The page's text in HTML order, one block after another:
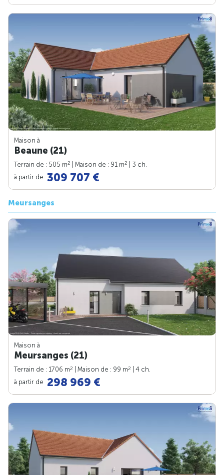
Maison à
Beaune (21)
Terrain de : 505 m2 | Maison de : 91 m2
| 3 ch.
à partir de 309 707 €
Meursanges
Maison à
Meursanges (21)
Terrain de : 1706 m2 | Maison de : 99 m2
| 4 ch.
à partir de 298 969 €